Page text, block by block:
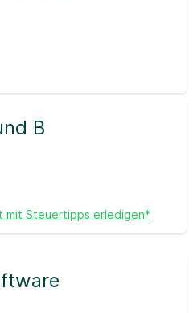
B
mit Steuertipps erledigen*